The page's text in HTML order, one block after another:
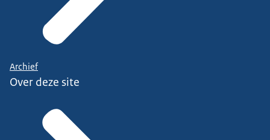
Archief
Over deze site